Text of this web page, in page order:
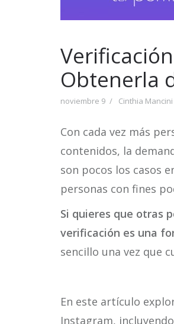
Obtenerla
noviembre 9 Cinthia Mancini
Con cada vez más
contenidos, la
son pocos los casos
personas con fines
Si quieres que otras
verificación es una
sencillo una vez que
En este artículo
Instagram,